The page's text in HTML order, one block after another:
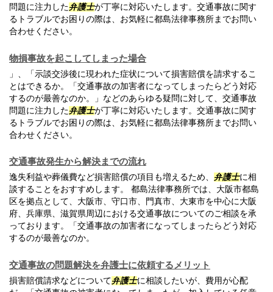
問題に注力した弁護士が丁寧に対応いたします。交通事故に関す
るトラブルでお困りの際は、お気軽に都島法律事務所までお問い
合わせください。
物損事故を起こしてしまった場合
」、「示談交渉後に現われた症状について損害賠償を請求するこ
とはできるか。「交通事故の加害者になってしまったらどう対応
するのが最善なのか。」などのあらゆる疑問に対して、交通事故
問題に注力した弁護士が丁寧に対応いたします。交通事故に関す
るトラブルでお困りの際は、お気軽に都島法律事務所までお問い
合わせください。
交通事故発生から解決までの流れ
逸失利益や葬儀費など損害賠償の項目も増えるため、 弁護士に相
談することをおすすめします。 都島法律事務所では、大阪市都島
区を拠点として、大阪市、守口市、門真市、大東市を中心に大阪
府、兵庫県、滋賀県周辺における交通事故についてのご相談を承
っております。「交通事故の加害者になってしまったらどう対応
するのが最善なのか。
交通事故の問題解決を弁護士に依頼するメリット
損害賠償請求などについて弁護士に相談したいが、費用が心配